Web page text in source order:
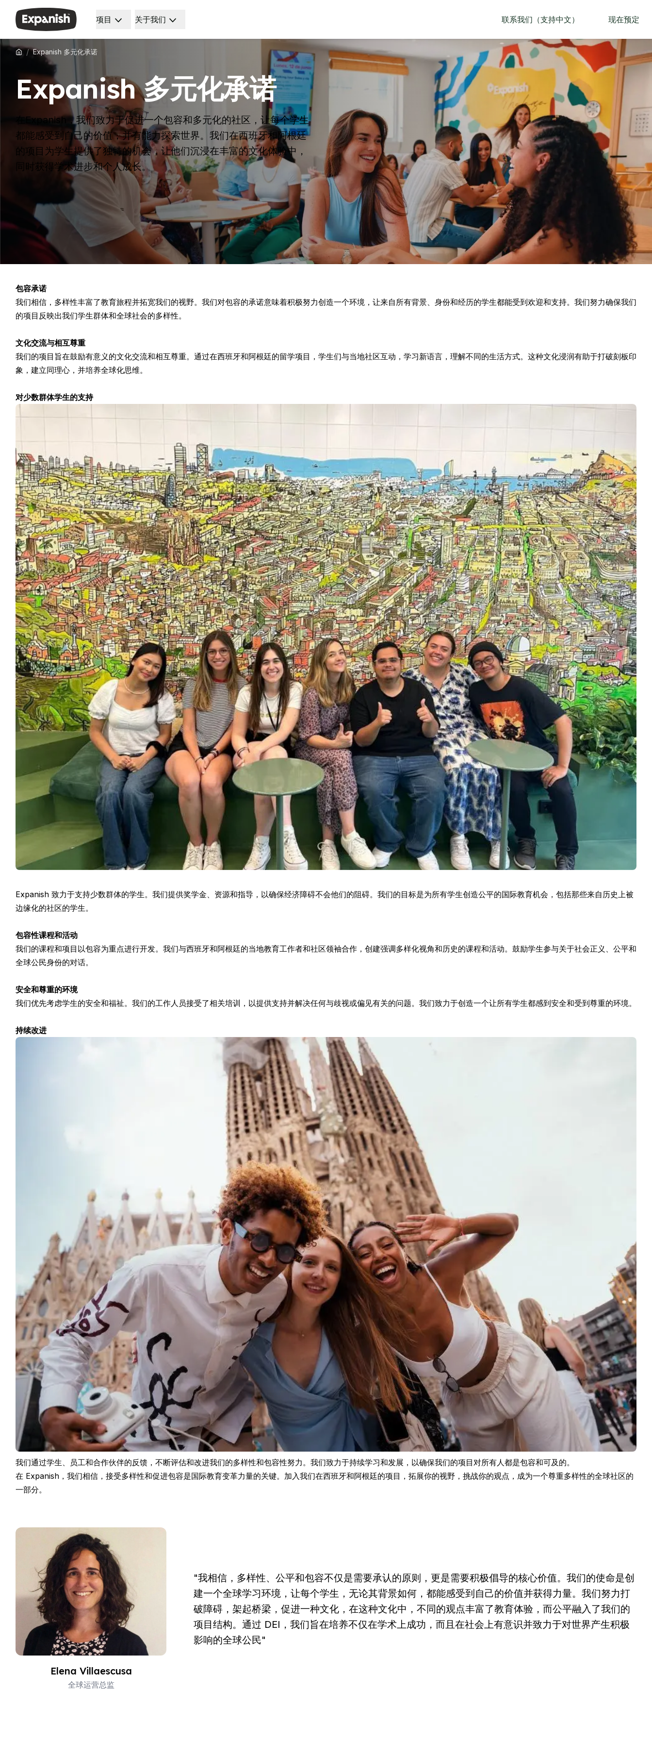
西班牙语学校
巴塞罗那
晚间团体课程
长期课程
30岁以上人士计划
50岁以上人士计划
DELE 考试准备
考试准备 SIELE
私人课程
马德里
马德里西班牙语学校
西班牙语小组课程
晚间团体课程
长期课程
50岁以上人士计划
DELE 考试准备
考试准备 SIELE
晚间团体课程
长期课程
考试准备 SIELE
私人课程
布宜诺斯艾利斯
西班牙语小组课程
长期课程
DELE 考试准备
考试准备 SIELE
私人课程
哥斯达黎加
哥斯达黎加西班牙语学校
强化小组课程
强化冲浪团体课程
长期课程
私人西班牙语课程
按年龄划分的节目
16-20岁
青年成人项目
西班牙语小组课程
18-29岁
西班牙语小组课程
晚间团体课程
长期课程
私人课程
在线西班牙语课程
DELE 考试准备
考试准备 SIELE
30-49岁
西班牙语小组课程
晚间团体课程
长期课程
私人课程
在线西班牙语课程
DELE 考试准备
考试准备 SIELE
50年以上
50多个项目，季节性课程
晚间团体课程
私人课程
在线西班牙语课程
Bildungsurlaub
DELE 考试准备
目的地
马德里
年轻人
按年龄划分的节目
项目
我们是谁
我们的团队
为什么要扩张
教学方法
认证
健康与安全
可持续发展
多元化与承诺
学生经历
感言
我们的学习中心
关于我们 联系我们（支持中文） 现在预定
/ Expanish 多元化承诺
Expanish 多元化承诺
在Expanish，我们致力于促进一个包容和多元化的社区，让每个学生
都能感受到自己的价值，并有能力探索世界。我们在西班牙和阿根廷
的项目为学生提供了独特的机会，让他们沉浸在丰富的文化体验中，
同时获得学术进步和个人成长。
包容承诺
我们相信，多样性丰富了教育旅程并拓宽我们的视野。我们对包容的承诺意味着积极努力创造一个环境，让来自所有背景、身份和经历的学生都能受到欢迎和支持。我们努力确保我们
的项目反映出我们学生群体和全球社会的多样性。
文化交流与相互尊重
我们的项目旨在鼓励有意义的文化交流和相互尊重。通过在西班牙和阿根廷的留学项目，学生们与当地社区互动，学习新语言，理解不同的生活方式。这种文化浸润有助于打破刻板印
象，建立同理心，并培养全球化思维。
对少数群体学生的支持
Expanish 致力于支持少数群体的学生。我们提供奖学金、资源和指导，以确保经济障碍不会他们的阻碍。我们的目标是为所有学生创造公平的国际教育机会，包括那些来自历史上被
边缘化的社区的学生。
包容性课程和活动
我们的课程和项目以包容为重点进行开发。我们与西班牙和阿根廷的当地教育工作者和社区领袖合作，创建强调多样化视角和历史的课程和活动。鼓励学生参与关于社会正义、公平和
全球公民身份的对话。
安全和尊重的环境
我们优先考虑学生的安全和福祉。我们的工作人员接受了相关培训，以提供支持并解决任何与歧视或偏见有关的问题。我们致力于创造一个让所有学生都感到安全和受到尊重的环境。
持续改进
我们通过学生、员工和合作伙伴的反馈，不断评估和改进我们的多样性和包容性努力。我们致力于持续学习和发展，以确保我们的项目对所有人都是包容和可及的。
在 Expanish，我们相信，接受多样性和促进包容是国际教育变革力量的关键。加入我们在西班牙和阿根廷的项目，拓展你的视野，挑战你的观点，成为一个尊重多样性的全球社区的
一部分。
Elena Villaescusa
全球运营总监
"我相信，多样性、公平和包容不仅是需要承认的原则，更是需要积极倡导的核心价值。我们的使命是创
建一个全球学习环境，让每个学生，无论其背景如何，都能感受到自己的价值并获得力量。我们努力打
破障碍，架起桥梁，促进一种文化，在这种文化中，不同的观点丰富了教育体验，而公平融入了我们的
项目结构。通过 DEI，我们旨在培养不仅在学术上成功，而且在社会上有意识并致力于对世界产生积极
影响的全球公民"